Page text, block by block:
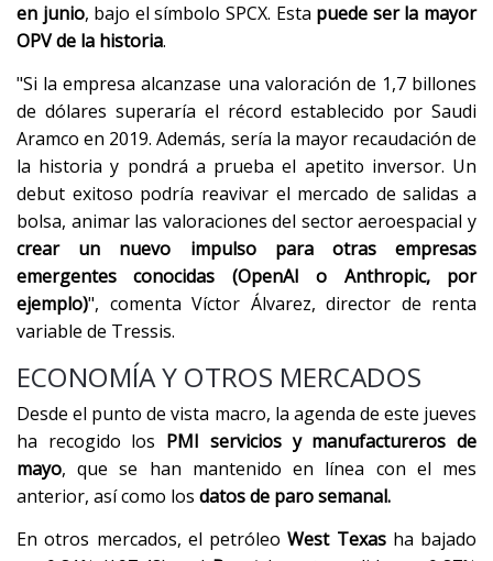
en junio, bajo el símbolo SPCX. Esta puede ser la mayor
OPV de la historia.
"Si la empresa alcanzase una valoración de 1,7 billones
de dólares superaría el récord establecido por Saudi
Aramco en 2019. Además, sería la mayor recaudación de
la historia y pondrá a prueba el apetito inversor. Un
debut exitoso podría reavivar el mercado de salidas a
bolsa, animar las valoraciones del sector aeroespacial y
crear un nuevo impulso para otras empresas
emergentes conocidas (OpenAI o Anthropic, por
ejemplo)", comenta Víctor Álvarez, director de renta
variable de Tressis.
ECONOMÍA Y OTROS MERCADOS
Desde el punto de vista macro, la agenda de este jueves
ha recogido los PMI servicios y manufactureros de
mayo, que se han mantenido en línea con el mes
anterior, así como los datos de paro semanal.
En otros mercados, el petróleoWest Texasha bajado